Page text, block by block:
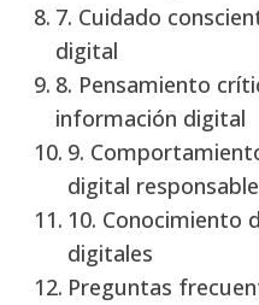
7. Cuidado
digital
8. Pensamiento
información digital
9.
digital responsable
10. Conocimiento
digitales
Preguntas